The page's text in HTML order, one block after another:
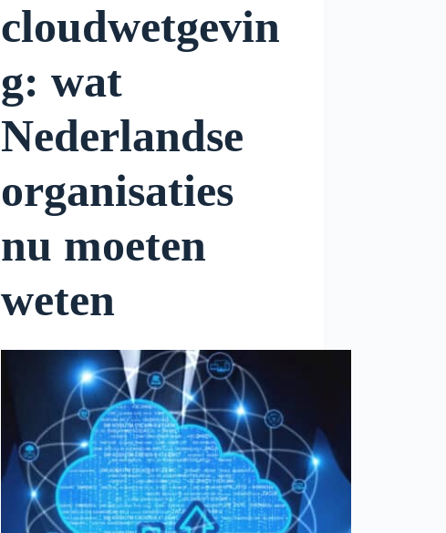
cloudwetgevin
g: wat
Nederlandse
organisaties
nu moeten
weten